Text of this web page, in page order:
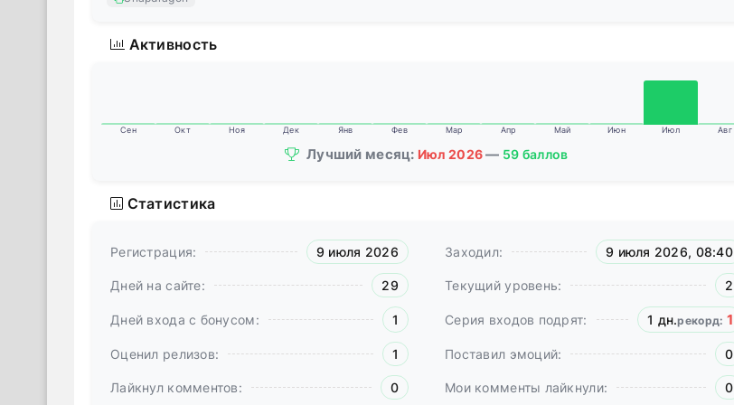
Активность
Сен Окт Ноя Дек Янв Фев Мар Апр Май Июн Июл Авг
Лучший месяц: Июл 2026 — 59 баллов
Статистика
Регистрация: 9 июля 2026 Заходил: 9 июля 2026, 08:40
Дней на сайте: 29 Текущий уровень: 2
Дней входа с бонусом: 1 Серия входов подрят: 1 дн.рекорд: 1
Оценил релизов: 1 Поставил эмоций: 0
Лайкнул комментов: 0 Мои комменты лайкнули: 0